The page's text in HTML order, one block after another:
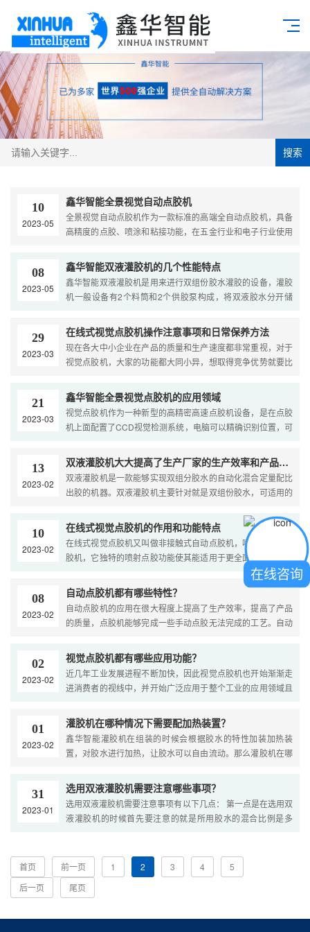
搜索
10
2023-05
鑫华智能全景视觉自动点胶机
全景视觉自动点胶机作为一款标准的高端全自动点胶机，具备
高精度的点胶、喷涂和粘接功能，在五金行业和电子行业使用
却模块，实用性强，应用范围广，多种快速的点胶功能，快速
征服了点胶市场。 一、适用的行业....
08
2023-05
鑫华智能双液灌胶机的几个性能特点
鑫华智能双液灌胶机是用来进行双组份胶水灌胶的设备，灌胶
机一般设备有2个料筒和2个供胶泵构成，将双液胶水分开储
致，采用了气压和泵体控制出胶的方式。同时设备还配置了自
动配比功能，可以自动实现胶水的不同比例混合，减少了人工
投入。&....
29
2023-03
在线式视觉点胶机操作注意事项和日常保养方法
现在各大中小企业在产品的质量和生产速度都非常重视，对于
视觉点胶机，大家的功能都大同小异，想取得竞争优势就要比
成点胶任务，对于在线式点胶机这样的精密自动化设备，很多
公司的点胶机操作员其实是不太会使用的，下面我就给大家详
细科....
21
2023-03
鑫华智能全景视觉点胶机的应用领域
视觉点胶机作为一种新型的高精密高速点胶机设备，是在点胶
机上面配置了CCD视觉检测系统，电脑可以精确识别位置，可
人工检测胶点是否合格，大大提高了生产效率。那么拥有如此
优势的视觉点胶机都应用在哪些领域呢？ 1、....
13
2023-02
双液灌胶机大大提高了生产厂家的生产效率和产品质量
双液灌胶机是一款能够实现双组分胶水的自动化混合定量配比
出胶的机器。双液灌胶机主要针对就是双组份胶水，可适用的
灌胶机设备的推广应用，减少了企业的人力投入，加快和提高
了企业的生产效率和产品质量。....
10
2023-02
在线式视觉点胶机的作用和功能特点
在线式视觉点胶机又叫做非接触式自动点胶机，喷射式自动点
胶机，它独特的喷射点胶功能使其能适用于更全面的行业生产
点胶工作中使用，作为电子行业生产过程中的一款必备设备，
在线式视觉点胶机的作用和功能兼容效果更高，下面我们随小
编来一起看看在线式自动点胶机的作用和功能特点吧！ &n....
08
2023-02
自动点胶机都有哪些特性？
自动点胶机的应用在很大程度上提高了生产效率，提高了产品
的质量，点胶机能够完成一些手动点胶无法完成的工艺。自动
02
2023-02
视觉点胶机都有哪些应用功能？
近几年工业发展进程不断加快，因此视觉点胶机也开始渐渐走
进消费者的视线中，并开始广泛应用于整个工业的应用领域且
着鑫华小编一起来看看吧！ 1、人工智能检测应用功能 随着视
觉点胶机的应用技....
01
2023-02
灌胶机在哪种情况下需要配加热装置？
鑫华智能灌胶机在组装的时候会根据胶水的特性加装加热装
置，对胶水进行加热，让胶水可以自由流动。那么灌胶机在哪
如胶水是硅胶时，不用配加热。硅胶特性本身就是耐高温，耐
低温，加热对其流动性，粘稠度没什....
31
2023-01
选用双液灌胶机需要注意哪些事项？
选用双液灌胶机需要注意事项有以下几点： 第一点是在选用双
液灌胶机的时候首先要注意的就是所用胶水的混合比例是多
的胶水不再规定的范围内的话，这个问....
首页 前一页 1 2 3 4
5
后一页
尾页
在线咨询